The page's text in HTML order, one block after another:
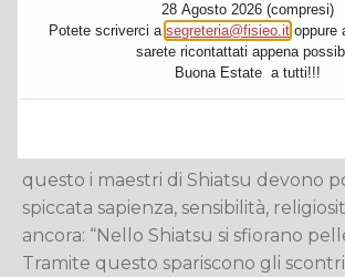
trasmissione nervosa, la geografia
muscolo-scheletrico, la disposizione
tecnica di pressione è alquanto
differenziata a seconda della
questo i maestri di Shiatsu devono
spiccata sapienza, sensibilità,
ancora: “Nello Shiatsu si sfiorano
Tramite questo spariscono gli
28 Agosto 2026 (compresi)
Potete scriverci a segreteria@fisieo.it oppure
sarete ricontattati appena
Buona Estate a tutti!!!